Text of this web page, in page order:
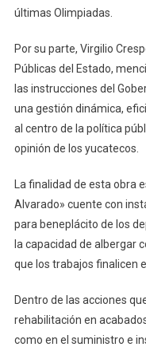
últimas Olimpiadas.
Por su parte, Virgilio
Públicas del Estado,
las instrucciones del
una gestión dinámica,
al centro de la política
opinión de los yucatecos.
La finalidad de esta obra
Alvarado» cuente con
para beneplácito de los
la capacidad de albergar
que los trabajos finalicen
Dentro de las acciones
rehabilitación en
como en el suministro e